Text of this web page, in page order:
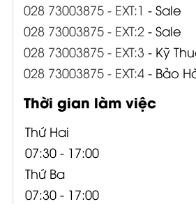
028 73003875 - EXT:1 - Sale
028 73003875 - EXT:2- Sale
028 73003875 - EXT:3 - Kỹ
028 73003875 - EXT:4- Bảo
Thời gian làm việc
Thứ Hai
07:30 - 17:00
Thứ Ba
07:30 - 17:00